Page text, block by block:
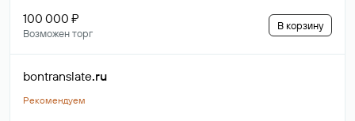
100 000 ₽
Возможен торг
В корзину
bontranslate.ru
Рекомендуем